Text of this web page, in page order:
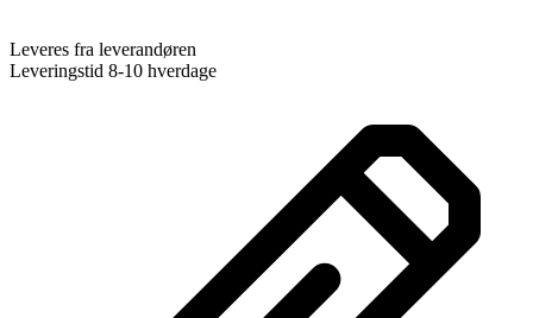
Leveres fra leverandøren
Leveringstid 8-10 hverdage